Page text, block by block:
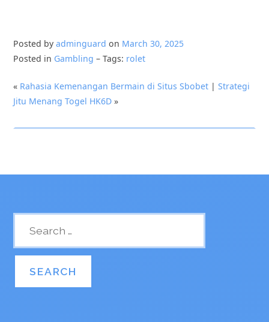
Posted byadminguard on March 30, 2025
Posted in Gambling – Tags: rolet
« Rahasia Kemenangan Bermain di Situs Sbobet |Strategi
Jitu Menang Togel HK6D »